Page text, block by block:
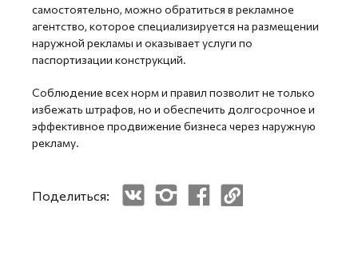
самостоятельно, можно обратиться в рекламное
агентство, которое специализируется на размещении
наружной рекламы и оказывает услуги по
паспортизации конструкций.
Соблюдение всех норм и правил позволит не только
избежать штрафов, но и обеспечить долгосрочное и
эффективное продвижение бизнеса через наружную
рекламу.
Поделиться: